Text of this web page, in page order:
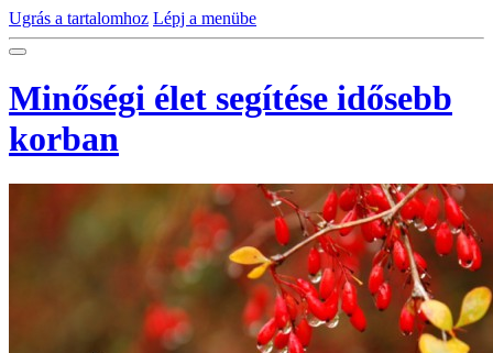
Ugrás a tartalomhoz Lépj a menübe
Minőségi élet segítése idősebb
korban